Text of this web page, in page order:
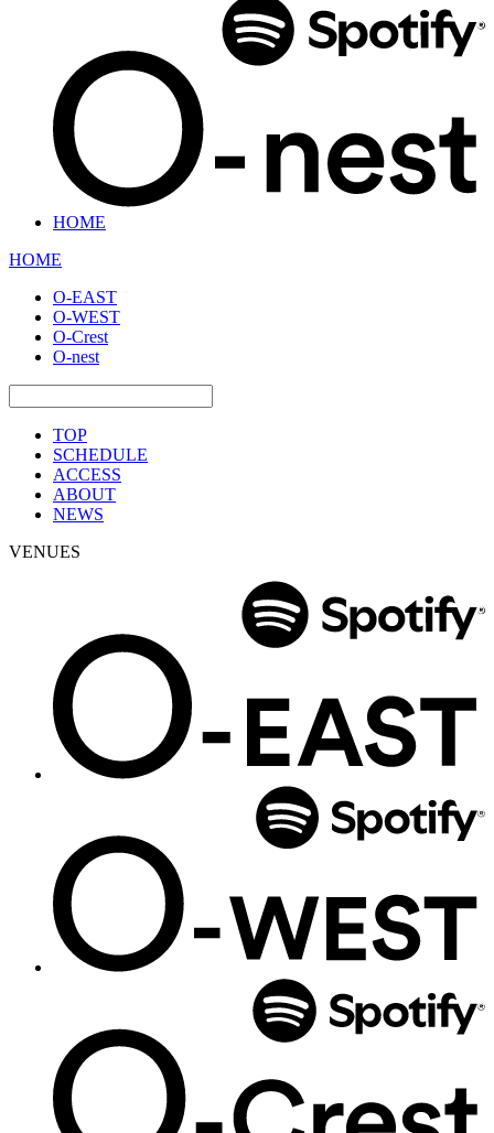
HOME
HOME
O-EAST
O-WEST
O-Crest
O-nest
TOP
SCHEDULE
ACCESS
ABOUT
NEWS
VENUES